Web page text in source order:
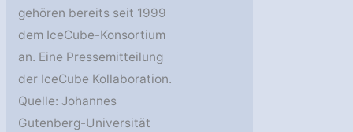
gehören bereits seit 1999
dem IceCube-Konsortium
an. Eine Pressemitteilung
der IceCube Kollaboration.
Quelle: Johannes
Gutenberg-Universität